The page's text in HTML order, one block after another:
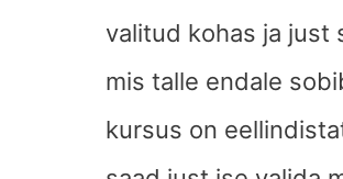
valitud kohas ja just
mis talle endale
kursus on